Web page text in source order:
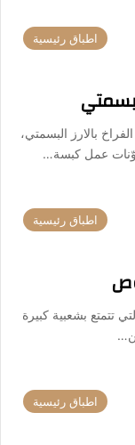
اطباق رئيسية
بالارز البسمتي،
عمل كبسة…
اطباق رئيسية
تتمتع بشعبية كبيرة
اطباق رئيسية